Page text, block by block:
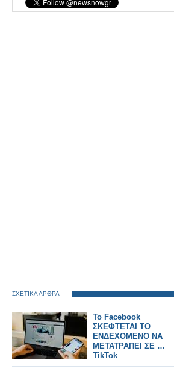
ΣΧΕΤΙΚΑ ΑΡΘΡΑ
Το Facebook
ΣΚΕΦΤΕΤΑΙ ΤΟ
ΕΝΔΕΧΟΜΕΝΟ ΝΑ
ΜΕΤΑΤΡΑΠΕΙ ΣΕ …
TikTok